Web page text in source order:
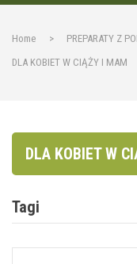
Home > PREPARATY Z
DLA KOBIET W CIĄŻY I MAM
DLA KOBIET W
Tagi